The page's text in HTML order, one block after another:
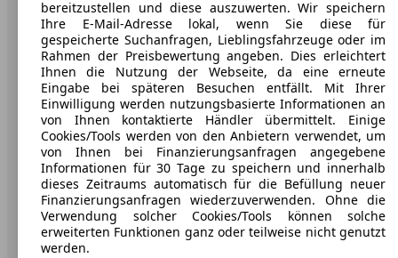
Unternehmen
Über AutoScout24
Presse
Karriere
Werbung
AGB
Datenschutz
Impressum
bereitzustellen und diese auszuwerten. Wir speichern
Ihre E-Mail-Adresse lokal, wenn Sie diese für
gespeicherte Suchanfragen, Lieblingsfahrzeuge oder im
Rahmen der Preisbewertung angeben. Dies erleichtert
Ihnen die Nutzung der Webseite, da eine erneute
Eingabe bei späteren Besuchen entfällt. Mit Ihrer
Einwilligung werden nutzungsbasierte Informationen an
von Ihnen kontaktierte Händler übermittelt. Einige
Cookies/Tools werden von den Anbietern verwendet, um
von Ihnen bei Finanzierungsanfragen angegebene
Informationen für 30 Tage zu speichern und innerhalb
dieses Zeitraums automatisch für die Befüllung neuer
Finanzierungsanfragen wiederzuverwenden. Ohne die
Verwendung solcher Cookies/Tools können solche
erweiterten Funktionen ganz oder teilweise nicht genutzt
werden.